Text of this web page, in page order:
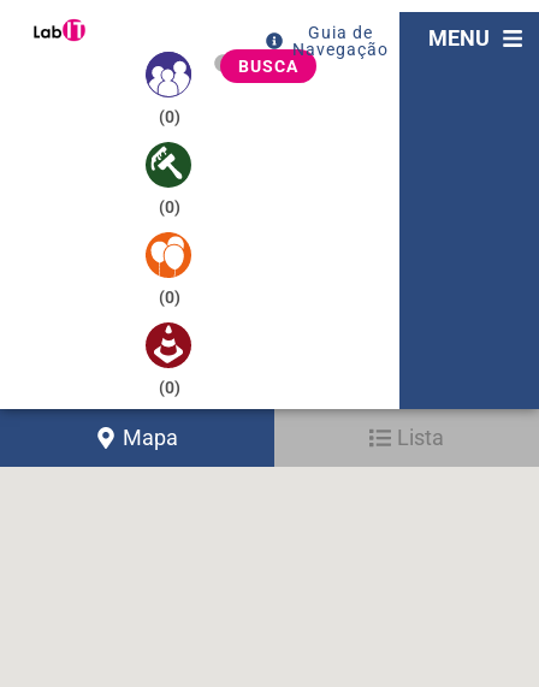
(0)
(0)
(0)
(0)
BUSCA
Guia de
Navegação
MENU
Mapa Lista